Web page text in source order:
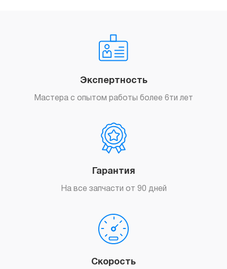
Заказать
Экспертность
Мастера с опытом работы более 6ти лет
Гарантия
На все запчасти от 90 дней
Скорость